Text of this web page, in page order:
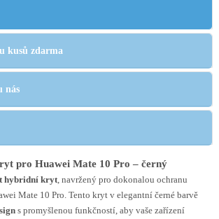
kusů zdarma
nás
pro Huawei Mate 10 Pro – černý
hybridní kryt, navržený pro dokonalou ochranu
Mate 10 Pro. Tento kryt v elegantní černé barvě
s promyšlenou funkčností, aby vaše zařízení